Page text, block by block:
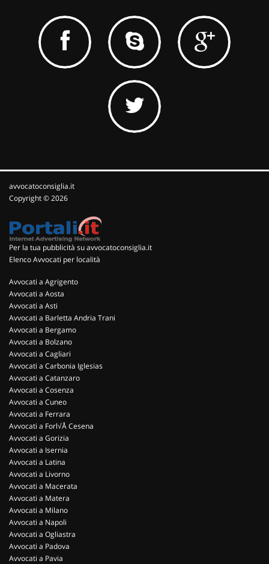
avvocatoconsiglia.it
Copyright © 2026
Per la tua pubblicità su avvocatoconsiglia.it
Elenco Avvocati per località
Avvocati a Agrigento
Avvocati a Aosta
Avvocati a Asti
Avvocati a Barletta Andria Trani
Avvocati a Bergamo
Avvocati a Bolzano
Avvocati a Cagliari
Avvocati a Carbonia Iglesias
Avvocati a Catanzaro
Avvocati a Cosenza
Avvocati a Cuneo
Avvocati a Ferrara
Avvocati a Forl√Å Cesena
Avvocati a Gorizia
Avvocati a Isernia
Avvocati a Latina
Avvocati a Livorno
Avvocati a Macerata
Avvocati a Matera
Avvocati a Milano
Avvocati a Napoli
Avvocati a Ogliastra
Avvocati a Padova
Avvocati a Pavia